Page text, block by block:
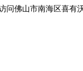
问佛山市南海区喜有